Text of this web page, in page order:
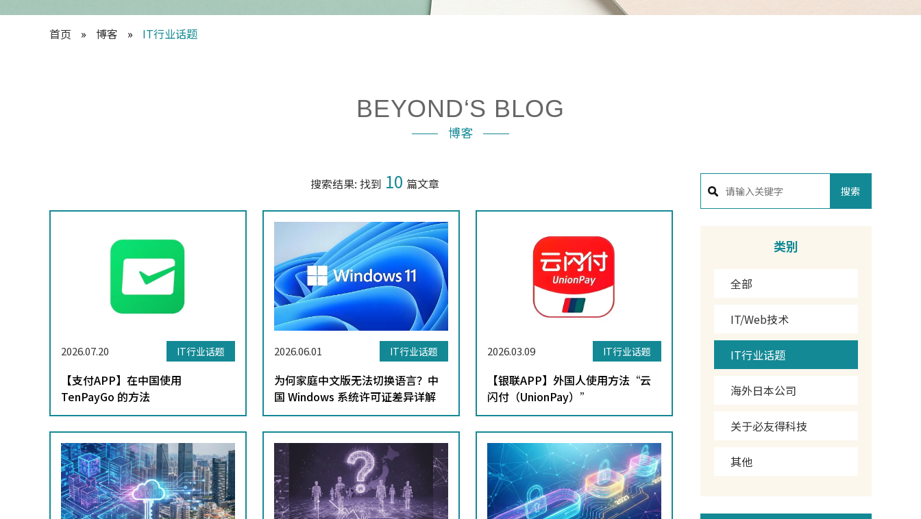
首页 » 博客 » IT行业话题
BEYOND‘S BLOG
博客
搜索
类别
全部
IT/Web技术
IT行业话题
海外日本公司
关于必友得科技
其他
搜索结果: 找到 10 篇文章
2026.07.20 IT行业话题
【支付APP】在中国使用
TenPayGo 的方法
2026.06.01 IT行业话题
为何家庭中文版无法切换语言？中
国 Windows 系统许可证差异详解
2026.03.09 IT行业话题
【银联APP】外国人使用方法“云
闪付（UnionPay）”